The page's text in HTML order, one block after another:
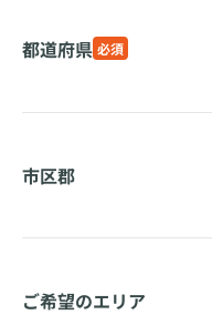
都道府県 必須
市区郡
ご希望のエリア